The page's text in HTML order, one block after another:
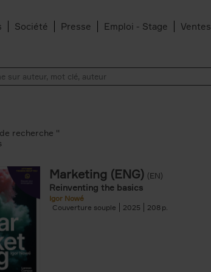
Société Presse Emploi - Stage Ventes
filter
recherche ''
Marketing (ENG) (EN)
Reinventing the basics
Igor Nowé
Couverture souple
2025 208